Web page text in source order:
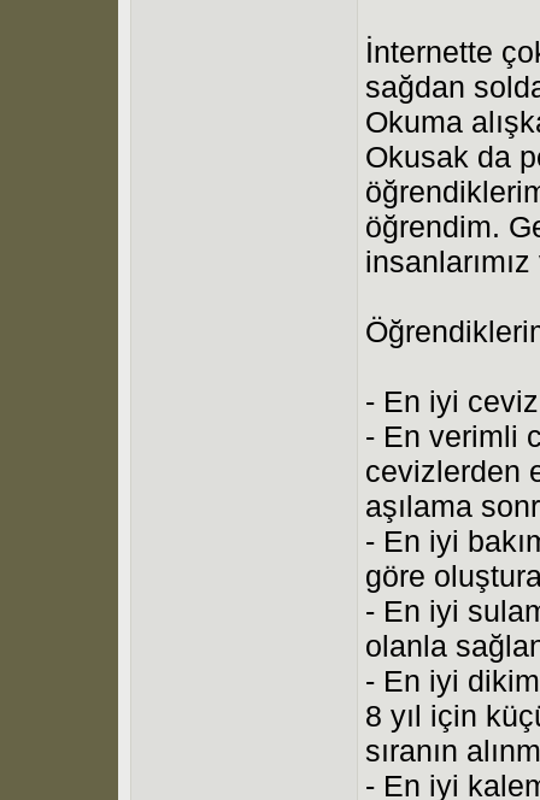
İnternette
sağdan
Okuma
Okusak da
öğrendim.
- En iyi
- En verimli
cevizlerden
aşılama
- En iyi
göre
- En iyi
olanla
- En iyi
8 yıl için
sıranın
- En iyi